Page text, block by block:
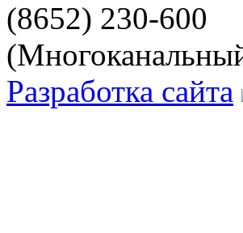
(8652) 230-600
Разработка сайта